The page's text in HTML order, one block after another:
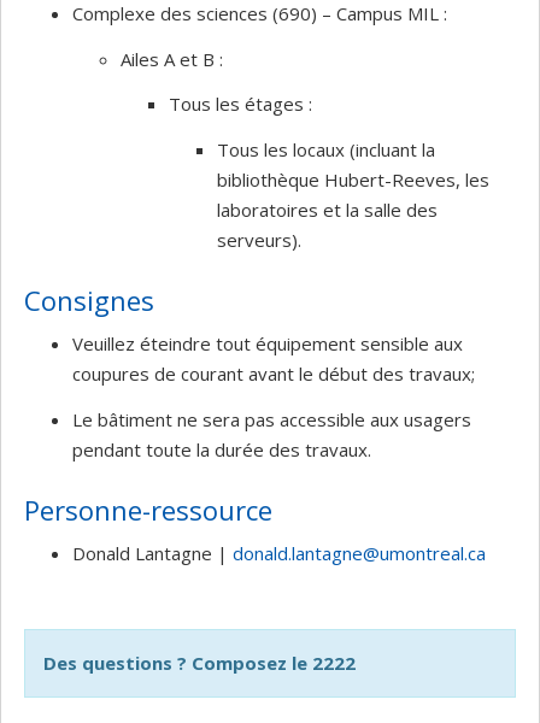
Complexe des sciences (690) – Campus MIL :
Ailes A et B :
Tous les étages :
Tous les locaux (incluant la
bibliothèque Hubert-Reeves, les
laboratoires et la salle des
serveurs).
Consignes
Veuillez éteindre tout équipement sensible aux
coupures de courant avant le début des travaux;
Le bâtiment ne sera pas accessible aux usagers
pendant toute la durée des travaux.
Personne-ressource
Donald Lantagne | donald.lantagne@umontreal.ca
Des questions ? Composez le 2222